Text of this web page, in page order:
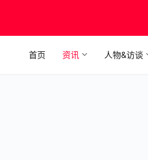
首页 资讯 人物&访谈